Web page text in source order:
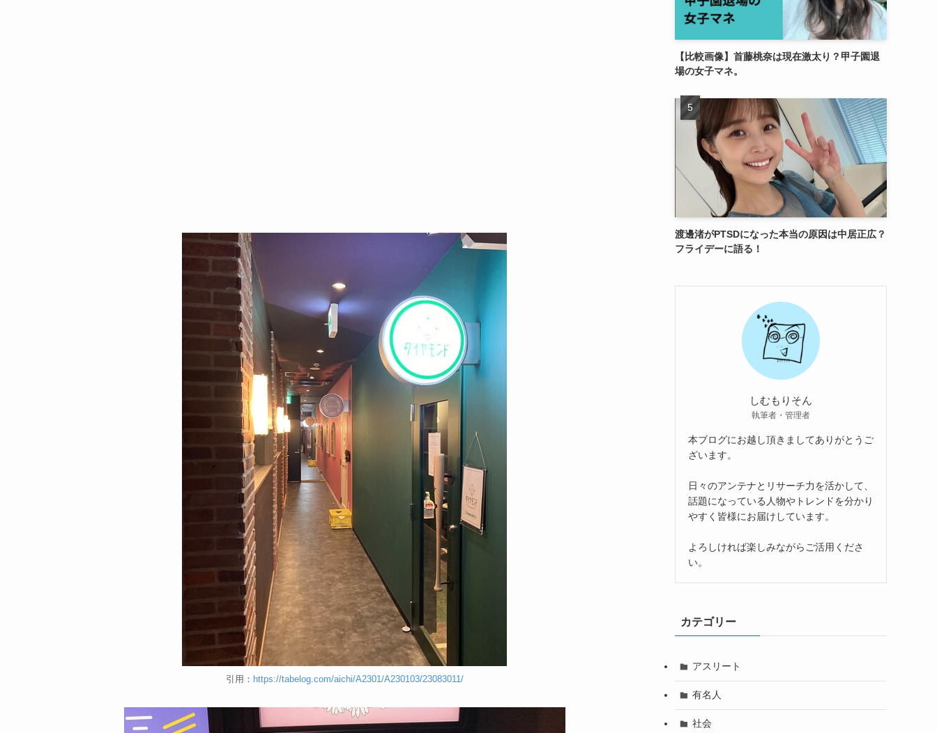
引用： https://tabelog.com/aichi/A2301/A230103/23083011/
【比較画像】首藤桃奈は現在激太り？甲子園退
場の女子マネ。
渡邊渚がPTSDになった本当の原因は中居正広？
フライデーに語る！
しむもりそん
執筆者・管理者
本ブログにお越し頂きましてありがとうご
ざいます。
日々のアンテナとリサーチ力を活かして、
話題になっている人物やトレンドを分かり
やすく皆様にお届けしています。
よろしければ楽しみながらご活用くださ
い。
カテゴリー
アスリート
有名人
社会